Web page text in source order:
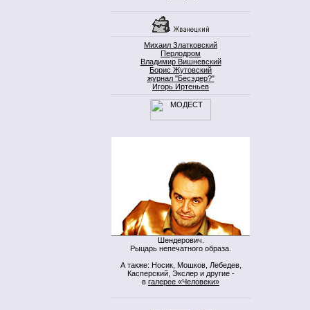
Михаил Златковский
Перлодром
Владимир Вишневский
Борис Жутовский
журнал "Бесэдер?"
Игорь Иртеньев
Шендерович.
Рыцарь непечатного образа.
А также: Носик, Мошков, Лебедев,
Касперский, Экслер и другие -
в галерее «Человеки»